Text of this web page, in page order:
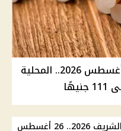
أسعار السجائر اليوم السبت 8 أغسطس 2026.. المحلية
إجازة المولد النبوي الشريف 2026.. 26 أغسطس